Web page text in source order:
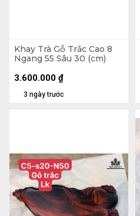
Khay Trà Gỗ Trắc Cao 8
Ngang 55 Sâu 30 (cm)
3 ngày trước
3.600.000 ₫